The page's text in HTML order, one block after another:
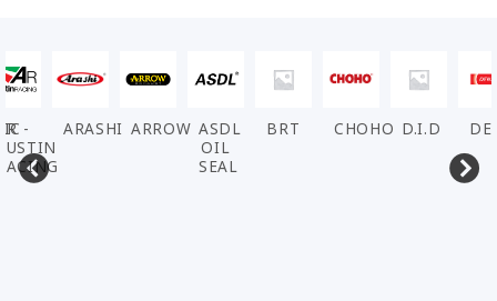
-
ARASHI ARROW ASDL
OIL
SEAL
BRT CHOHO D.I.D